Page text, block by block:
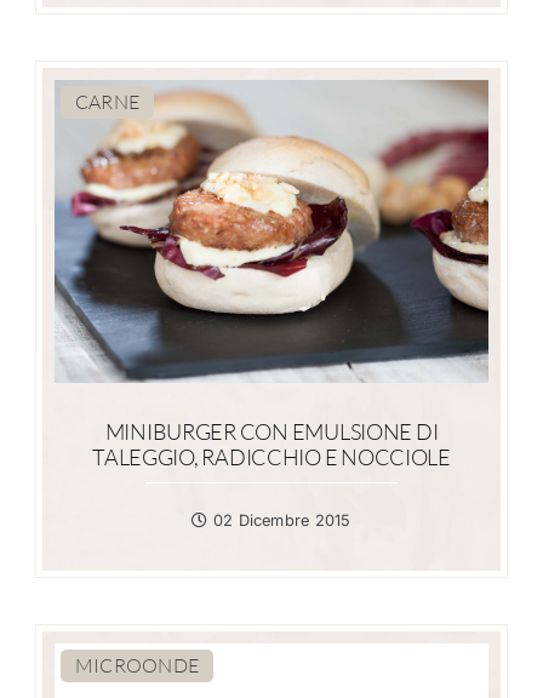
CARNE
MINIBURGER CON EMULSIONE DI
TALEGGIO, RADICCHIO E NOCCIOLE
02 Dicembre 2015
MICROONDE